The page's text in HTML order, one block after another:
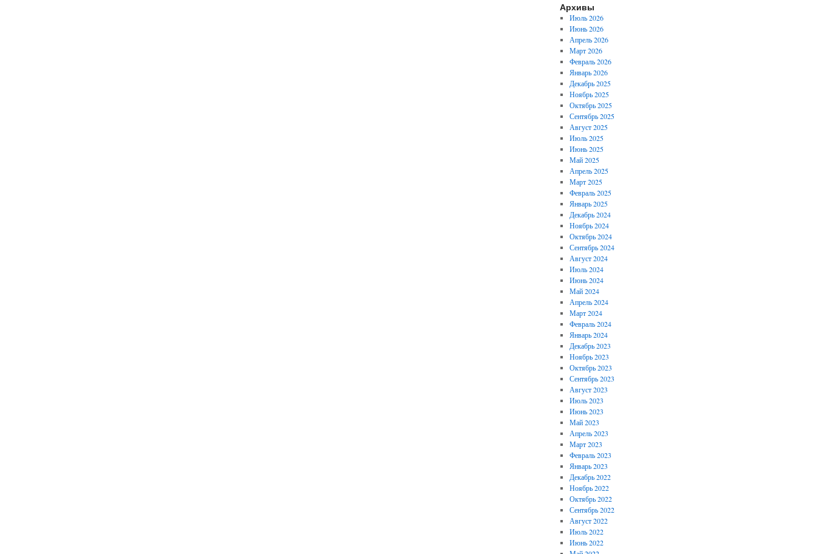
Архивы
Июль 2026
Июнь 2026
Апрель 2026
Март 2026
Февраль 2026
Январь 2026
Декабрь 2025
Ноябрь 2025
Октябрь 2025
Сентябрь 2025
Август 2025
Июль 2025
Июнь 2025
Май 2025
Апрель 2025
Март 2025
Февраль 2025
Январь 2025
Декабрь 2024
Ноябрь 2024
Октябрь 2024
Сентябрь 2024
Август 2024
Июль 2024
Июнь 2024
Май 2024
Апрель 2024
Март 2024
Февраль 2024
Январь 2024
Декабрь 2023
Ноябрь 2023
Октябрь 2023
Сентябрь 2023
Август 2023
Июль 2023
Июнь 2023
Май 2023
Апрель 2023
Март 2023
Февраль 2023
Январь 2023
Декабрь 2022
Ноябрь 2022
Октябрь 2022
Сентябрь 2022
Август 2022
Июль 2022
Июнь 2022